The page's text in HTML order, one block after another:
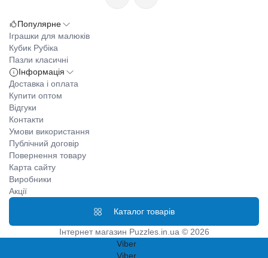
Популярне
Іграшки для малюків
Кубик Рубіка
Пазли класичні
Інформація
Доставка і оплата
Купити оптом
Відгуки
Контакти
Умови використання
Публічний договір
Повернення товару
Карта сайту
Виробники
Акції
Каталог товарів
Інтернет магазин Puzzles.in.ua © 2026
Viber
Viber